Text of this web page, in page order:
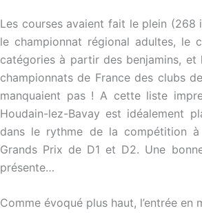
Les courses avaient fait le plein (268
le championnat régional adultes, le
catégories à partir des benjamins,
championnats de France des clubs
manquaient pas ! A cette liste
Houdain-lez-Bavay est idéalement
dans le rythme de la compétition
Grands Prix de D1 et D2. Une
présente…
Comme évoqué plus haut, l’entrée